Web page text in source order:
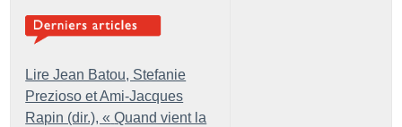
Lire Jean Batou, Stefanie
Prezioso et Ami-Jacques
Rapin (dir.), « Quand vient la